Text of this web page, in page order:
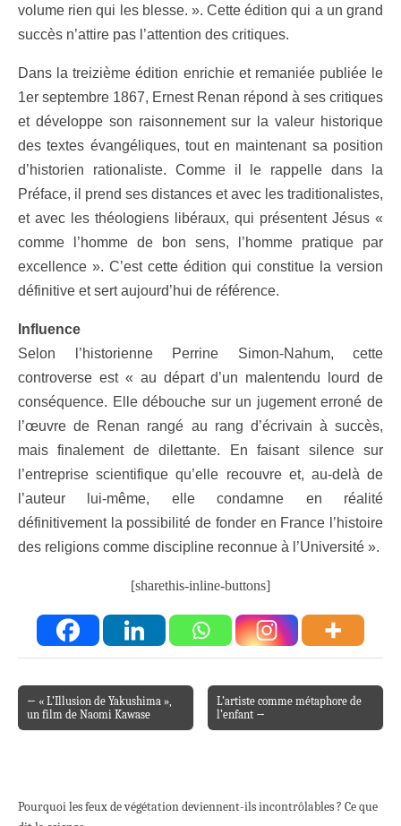
volume rien qui les blesse. ». Cette édition qui a un grand
succès n’attire pas l’attention des critiques.
Dans la treizième édition enrichie et remaniée publiée le
1er septembre 1867, Ernest Renan répond à ses critiques
et développe son raisonnement sur la valeur historique
des textes évangéliques, tout en maintenant sa position
d’historien rationaliste. Comme il le rappelle dans la
Préface, il prend ses distances et avec les traditionalistes,
et avec les théologiens libéraux, qui présentent Jésus «
comme l’homme de bon sens, l’homme pratique par
excellence ». C’est cette édition qui constitue la version
définitive et sert aujourd’hui de référence.
Influence
Selon l’historienne Perrine Simon-Nahum, cette
controverse est « au départ d’un malentendu lourd de
conséquence. Elle débouche sur un jugement erroné de
l’œuvre de Renan rangé au rang d’écrivain à succès,
mais finalement de dilettante. En faisant silence sur
l’entreprise scientifique qu’elle recouvre et, au-delà de
l’auteur lui-même, elle condamne en réalité
définitivement la possibilité de fonder en France l’histoire
des religions comme discipline reconnue à l’Université ».
[sharethis-inline-buttons]
Post navigation
← « L’Illusion de Yakushima »,
un film de Naomi Kawase
L’artiste comme métaphore de
l’enfant →
Pourquoi les feux de végétation deviennent-ils incontrôlables ? Ce que